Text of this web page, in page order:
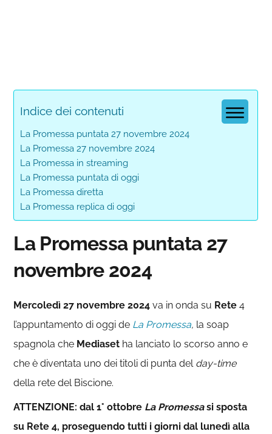
Indice dei contenuti
La Promessa puntata 27 novembre 2024
La Promessa 27 novembre 2024
La Promessa in streaming
La Promessa puntata di oggi
La Promessa diretta
La Promessa replica di oggi
La Promessa puntata 27
novembre 2024
Mercoledì 27 novembre 2024 va in onda su Rete 4
l’appuntamento di oggi de La Promessa, la soap
spagnola che Mediaset ha lanciato lo scorso anno e
che è diventata uno dei titoli di punta del day-time
della rete del Biscione.
ATTENZIONE: dal 1° ottobre La Promessasi sposta
su Rete 4, proseguendo tutti i giorni dal lunedì alla